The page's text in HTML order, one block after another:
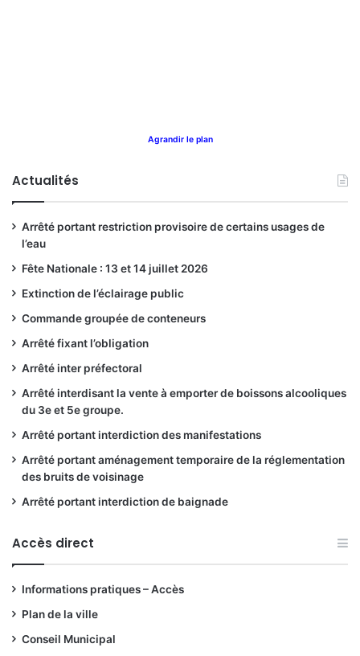
Agrandir le plan
Actualités
Arrêté portant restriction provisoire de certains usages de
l’eau
Fête Nationale : 13 et 14 juillet 2026
Extinction de l’éclairage public
Commande groupée de conteneurs
Arrêté fixant l’obligation
Arrêté inter préfectoral
Arrêté interdisant la vente à emporter de boissons alcooliques
du 3e et 5e groupe.
Arrêté portant interdiction des manifestations
Arrêté portant aménagement temporaire de la réglementation
des bruits de voisinage
Arrêté portant interdiction de baignade
Accès direct
Informations pratiques – Accès
Plan de la ville
Conseil Municipal